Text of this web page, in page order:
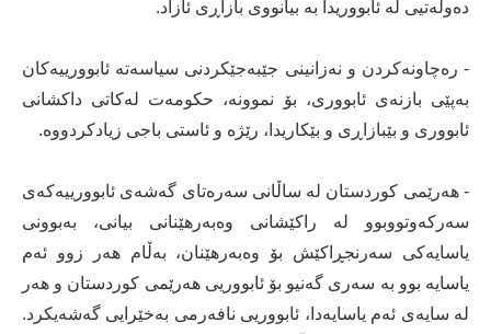
دەوڵەتیی لە ئابووریدا بە بیانووی بازاڕی ئازاد.
- رەچاونەکردن و نەزانینی جێبەجێکردنی سیاسەتە ئابوورییەکان
بەپێی بازنەی ئابووری، بۆ نموونە، حکومەت لەکاتی داکشانی
ئابووری و بێبازاڕی و بێکاریدا، رێژە و ئاستی باجی زیادکردووە.
- هەرێمی کوردستان لە ساڵانی سەرەتای گەشەی ئابوورییەکەی
سەرکەوتووبوو لە راکێشانی وەبەرهێنانی بیانی، بەبوونی
یاسایەکی سەرنجڕاکێش بۆ وەبەرهێنان، بەڵام هەر زوو ئەم
یاسایە بوو بە سەری گەنیو بۆ ئابووریی هەرێمی کوردستان و هەر
لە سایەی ئەم یاسایەدا، ئابووریی نافەرمی بەخێرایی گەشەیکرد.